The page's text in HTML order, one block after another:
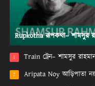
Rupkotha রূপকথা– শামসুর
1 Train ট্রেন– শামসুর
2 Aripata Noy আড়িপাতা